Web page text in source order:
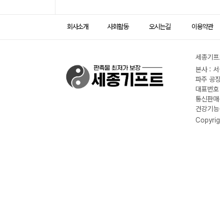
회사소개 사회활동 오시는길 이용약관
세종기
본사 :
파주 공
대표번
통신판
건강기